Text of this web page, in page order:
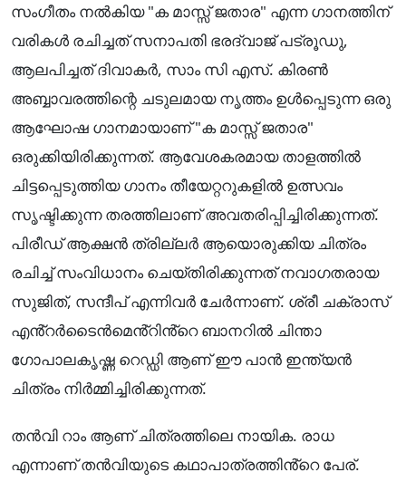
സംഗീതം നൽകിയ "ക മാസ്സ് ജതാര" എന്ന ഗാനത്തിന്
വരികൾ രചിച്ചത് സനാപതി ഭരദ്വാജ് പട്രൂഡു,
ആലപിച്ചത് ദിവാകർ, സാം സി എസ്. കിരൺ
അബ്ബാവരത്തിന്റെ ചടുലമായ നൃത്തം ഉൾപ്പെടുന്ന ഒരു
ആഘോഷ ഗാനമായാണ് "ക മാസ്സ് ജതാര"
ഒരുക്കിയിരിക്കുന്നത്. ആവേശകരമായ താളത്തിൽ
ചിട്ടപ്പെടുത്തിയ ഗാനം തീയേറ്ററുകളിൽ ഉത്സവം
സൃഷ്ടിക്കുന്ന തരത്തിലാണ് അവതരിപ്പിച്ചിരിക്കുന്നത്.
പിരീഡ് ആക്ഷൻ ത്രില്ലർ ആയൊരുക്കിയ ചിത്രം
രചിച്ച് സംവിധാനം ചെയ്തിരിക്കുന്നത് നവാഗതരായ
സുജിത്, സന്ദീപ് എന്നിവർ ചേർന്നാണ്. ശ്രീ ചക്രാസ്
എൻ്റർടൈൻമെൻ്റിൻ്റെ ബാനറിൽ ചിന്താ
ഗോപാലകൃഷ്ണ റെഡ്ഡി ആണ് ഈ പാൻ ഇന്ത്യൻ
ചിത്രം നിർമ്മിച്ചിരിക്കുന്നത്.
തൻവി റാം ആണ് ചിത്രത്തിലെ നായിക. രാധ
എന്നാണ് തൻവിയുടെ കഥാപാത്രത്തിൻ്റെ പേര്.